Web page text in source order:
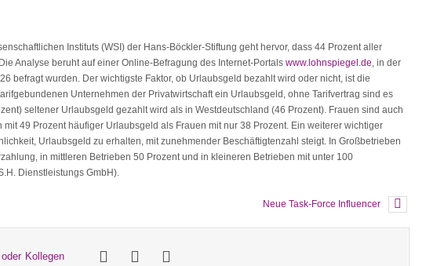
Instituts (WSI) der Hans-Böckler-Stiftung geht hervor, dass 44 Prozent aller
Analyse beruht auf einer Online-Befragung des Internet-Portals www.lohnspiegel.de, in der
befragt wurden. Der wichtigste Faktor, ob Urlaubsgeld bezahlt wird oder nicht, ist die
Unternehmen der Privatwirtschaft ein Urlaubsgeld, ohne Tarifvertrag sind es
seltener Urlaubsgeld gezahlt wird als in Westdeutschland (46 Prozent). Frauen sind auch
49 Prozent häufiger Urlaubsgeld als Frauen mit nur 38 Prozent. Ein weiterer wichtiger
Urlaubsgeld zu erhalten, mit zunehmender Beschäftigtenzahl steigt. In Großbetrieben
in mittleren Betrieben 50 Prozent und in kleineren Betrieben mit unter 100
Dienstleistungs GmbH).
Neue Task-Force Influencer
Kollegen